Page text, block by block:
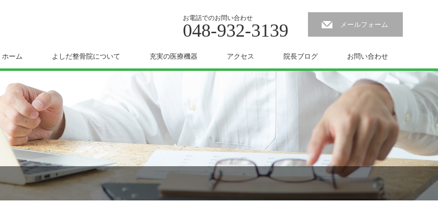
お電話でのお問い合わせ
048-932-3139 メールフォーム
ホーム よしだ整骨院について 充実の医療機器 アクセス 院長ブログ お問い合わせ